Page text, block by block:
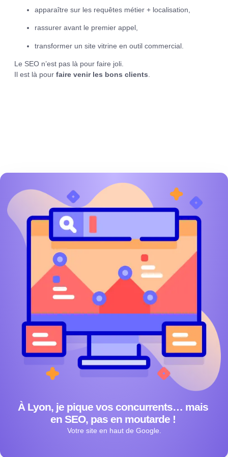
apparaître sur les requêtes métier + localisation,
rassurer avant le premier appel,
transformer un site vitrine en outil commercial.
Le SEO n’est pas là pour faire joli.
Il est là pour faire venir les bons clients
À Lyon, je pique vos concurrents… mais
en SEO, pas en moutarde !
Votre site en haut de Google.